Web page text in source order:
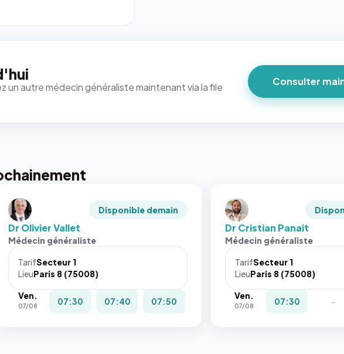
un autre médecin généraliste maintenant via la file
Consulter
Disponible demain
Dr Olivier Vallet
Médecin généraliste
TarifSecteur 1
LieuParis 8 (75008)
Ven.
07/08 07:30 07:40 07:50
Dr Cristian Panait
Médecin généraliste
TarifSecteur 1
LieuParis 8 (75008)
Ven.
07/08 07:30 -